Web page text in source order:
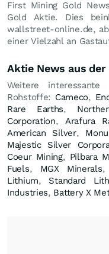
First Mining Gold
Gold Aktie. Dies
wallstreet-online.de,
einer Vielzahl an
Aktie News aus
Weitere
Rohstoffe: Cameco,
Rare Earths,
Corporation, Arafura
American Silver,
Majestic Silver
Coeur Mining, Pilbara
Fuels, MGX Minerals,
Lithium, Standard
Industries, Battery X